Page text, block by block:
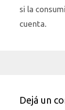
si la
cuenta.
Dejá un